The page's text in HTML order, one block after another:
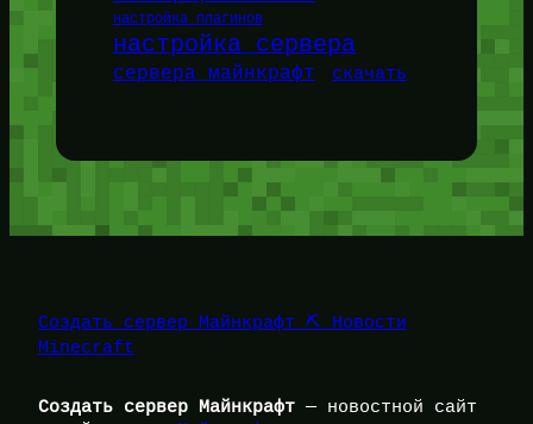
настройка плагинов
настройка сервера
сервера майнкрафт скачать
Создать сервер Майнкрафт ⛏️ Новости
Minecraft
Создать сервер Майнкрафт — новостной сайт